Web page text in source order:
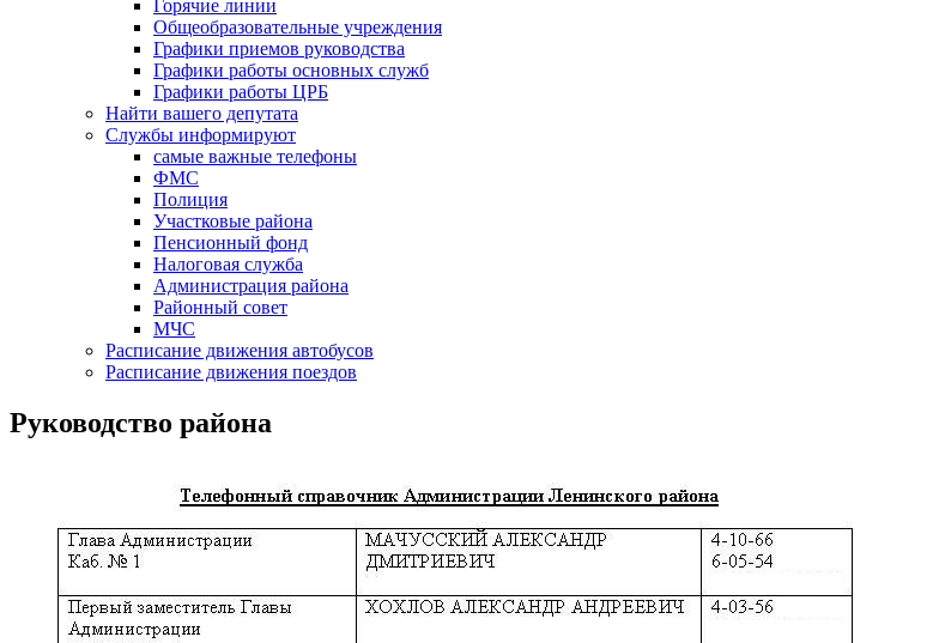
Горячие линии
Общеобразовательные учреждения
Графики приемов руководства
Графики работы основных служб
Графики работы ЦРБ
Найти вашего депутата
Службы информируют
самые важные телефоны
ФМС
Полиция
Участковые района
Пенсионный фонд
Налоговая служба
Администрация района
Районный совет
МЧС
Расписание движения автобусов
Расписание движения поездов
Руководство района